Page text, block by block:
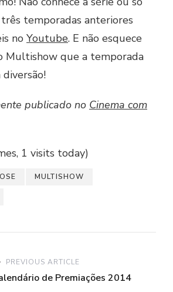
temporadas anteriores
no Youtube. E não esquece
Multishow que a temporada
publicado no Cinema com
1 visits today)
MULTISHOW
PREVIOUS ARTICLE
de Premiações 2014